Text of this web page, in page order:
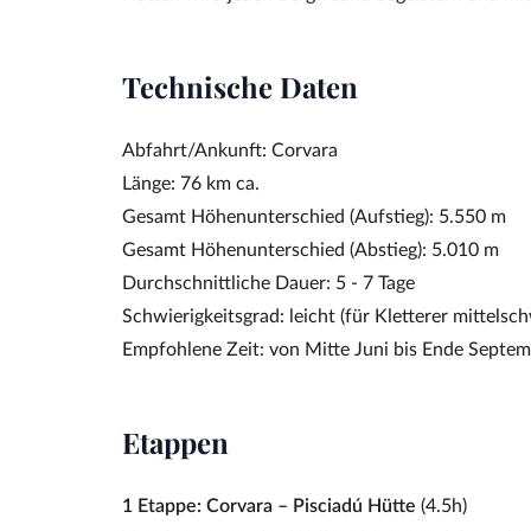
Technische Daten
Abfahrt/Ankunft: Corvara
Länge: 76 km ca.
Gesamt Höhenunterschied (Aufstieg): 5.550 m
Gesamt Höhenunterschied (Abstieg): 5.010 m
Durchschnittliche Dauer: 5 - 7 Tage
Schwierigkeitsgrad: leicht (für Kletterer
Empfohlene Zeit: von Mitte Juni bis Ende
Etappen
1 Etappe: Corvara – Pisciadú Hütte (4.5h)